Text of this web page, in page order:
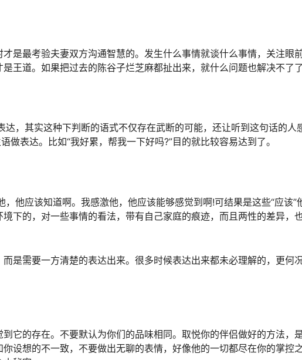
最考验夫妻双方沟通智慧的。发生什么事情就谈什么事情，关注眼
王道。如果把过去的陈谷子烂芝麻都扯出来，就什么问题也解决不了了
，其实这种下判断的语式不仅存在武断的可能，还让听到这句话的人
做表达。比如“我好累，帮我一下好吗?”目的就比较容易达到了。
应该知道啊。我感激他，他应该能够感觉到啊!可结果是这些“应该”
下的，对一些事情的看法，带有自己家庭的痕迹，而且两性的差异，
需要一方清楚的表达出来。很多时候表达出来都未必理解的，更何
的存在。不要默认为你们的品味相同。取悦你的伴侣做好的方法，
设想的不一致，不要做出无聊的表情，好像他的一切都尽在你的掌控